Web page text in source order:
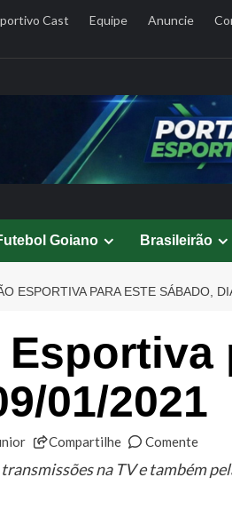
Cast Equipe Anuncie
Goiano Brasileirão
ESPORTIVA PARA ESTE SÁBADO,
01/2021
Compartilhe Comente
na TV e também